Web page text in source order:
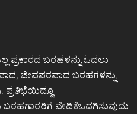
ಪ್ರಕಾರದ ಬರಹಳನ್ನು ಓದಲು
ಜೀವಪರವಾದ ಬರಹಗಳನ್ನು
ಪ್ರತಿಭೆಯಿದ್ದೂ
ವೇದಿಕೆಒದಗಿಸುವುದು